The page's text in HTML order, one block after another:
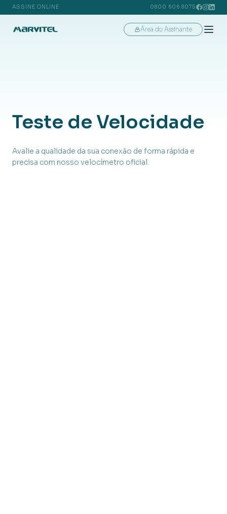
ASSINE ONLINE 0800 606 8075
Área do Assinante
Teste de Velocidade
Avalie a qualidade da sua conexão de forma rápida e
precisa com nosso velocímetro oficial.